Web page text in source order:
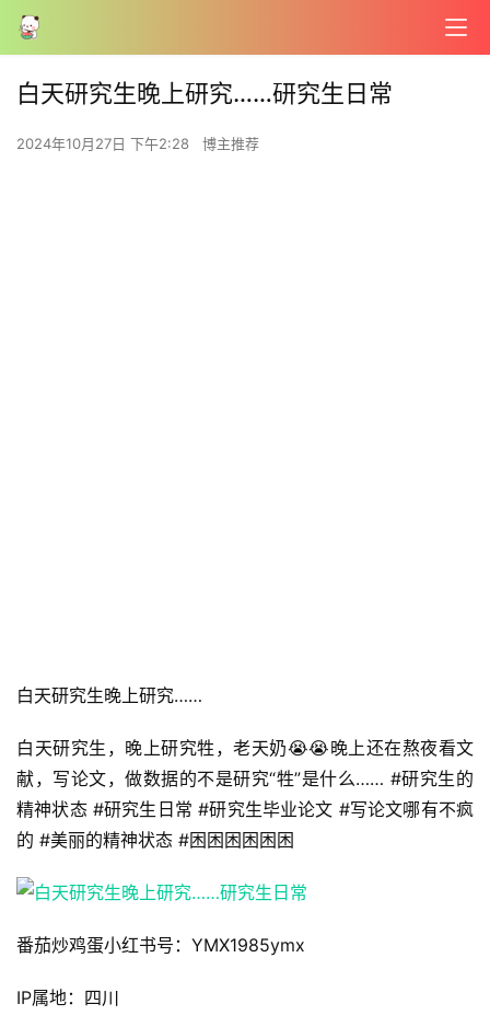
白天研究生晚上研究……研究生日常
2024年10月27日 下午2:28 博主推荐
白天研究生晚上研究……
白天研究生，晚上研究牲，老天奶😭😭晚上还在熬夜看文
献，写论文，做数据的不是研究“牲”是什么…… #研究生的
精神状态 #研究生日常 #研究生毕业论文 #写论文哪有不疯
的 #美丽的精神状态 #困困困困困困
番茄炒鸡蛋小红书号：YMX1985ymx
IP属地：四川